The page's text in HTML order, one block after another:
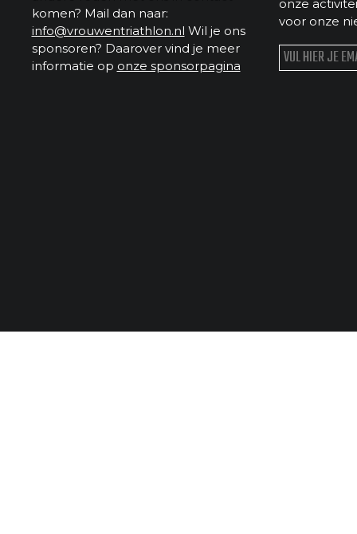
komen? Mail dan naar:
info@vrouwentriathlon.nl Wil je ons
sponsoren? Daarover vind je meer
informatie op onze sponsorpagina
onze
voor onze